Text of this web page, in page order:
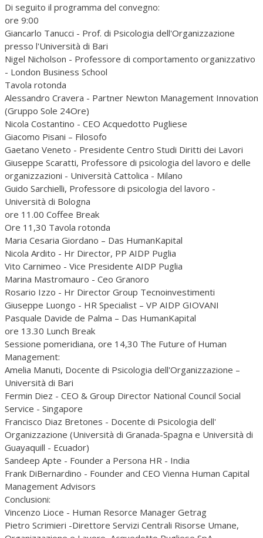
Di seguito il programma del convegno:
ore 9:00
Giancarlo Tanucci - Prof. di Psicologia dell'Organizzazione
presso l'Università di Bari
Nigel Nicholson - Professore di comportamento organizzativo
- London Business School
Tavola rotonda
Alessandro Cravera - Partner Newton Management Innovation
(Gruppo Sole 24Ore)
Nicola Costantino - CEO Acquedotto Pugliese
Giacomo Pisani – Filosofo
Gaetano Veneto - Presidente Centro Studi Diritti dei Lavori
Giuseppe Scaratti, Professore di psicologia del lavoro e delle
organizzazioni - Università Cattolica - Milano
Guido Sarchielli, Professore di psicologia del lavoro -
Università di Bologna
ore 11.00 Coffee Break
Ore 11,30 Tavola rotonda
Maria Cesaria Giordano – Das HumanKapital
Nicola Ardito - Hr Director, PP AIDP Puglia
Vito Carnimeo - Vice Presidente AIDP Puglia
Marina Mastromauro - Ceo Granoro
Rosario Izzo - Hr Director Group Tecnoinvestimenti
Giuseppe Luongo - HR Specialist – VP AIDP GIOVANI
Pasquale Davide de Palma – Das HumanKapital
ore 13.30 Lunch Break
Sessione pomeridiana, ore 14,30 The Future of Human
Management:
Amelia Manuti, Docente di Psicologia dell'Organizzazione –
Università di Bari
Fermin Diez - CEO & Group Director National Council Social
Service - Singapore
Francisco Diaz Bretones - Docente di Psicologia dell'
Organizzazione (Università di Granada-Spagna e Università di
Guayaquill - Ecuador)
Sandeep Apte - Founder a Persona HR - India
Frank DiBernardino - Founder and CEO Vienna Human Capital
Management Advisors
Conclusioni:
Vincenzo Lioce - Human Resorce Manager Getrag
Pietro Scrimieri -Direttore Servizi Centrali Risorse Umane,